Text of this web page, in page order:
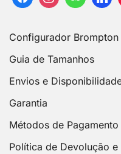
Configurador Brompton
Guia de Tamanhos
Envios e
Garantia
Métodos de Pagamento
Política de Devolução e